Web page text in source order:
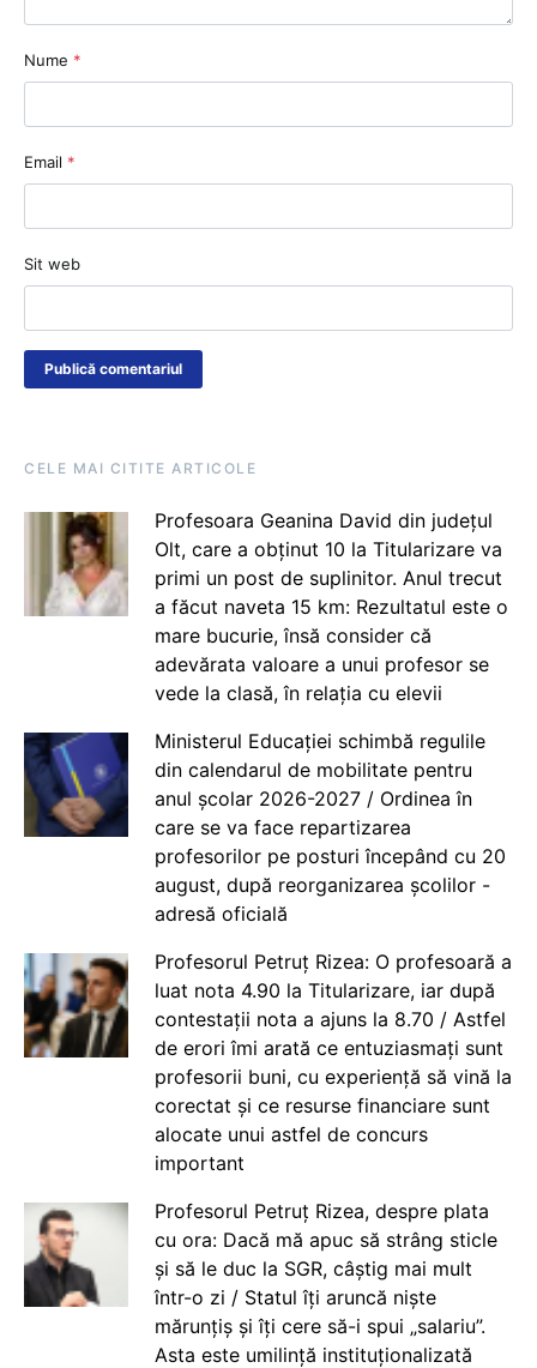
Nume *
Email *
Sit web
CELE MAI CITITE ARTICOLE
Profesoara Geanina David din județul
Olt, care a obținut 10 la Titularizare va
primi un post de suplinitor. Anul trecut
a făcut naveta 15 km: Rezultatul este o
mare bucurie, însă consider că
adevărata valoare a unui profesor se
vede la clasă, în relația cu elevii
Ministerul Educației schimbă regulile
din calendarul de mobilitate pentru
anul școlar 2026-2027 / Ordinea în
care se va face repartizarea
profesorilor pe posturi începând cu 20
august, după reorganizarea școlilor -
adresă oficială
Profesorul Petruț Rizea: O profesoară a
luat nota 4.90 la Titularizare, iar după
contestații nota a ajuns la 8.70 / Astfel
de erori îmi arată ce entuziasmați sunt
profesorii buni, cu experiență să vină la
corectat și ce resurse financiare sunt
alocate unui astfel de concurs
important
Profesorul Petruț Rizea, despre plata
cu ora: Dacă mă apuc să strâng sticle
și să le duc la SGR, câștig mai mult
într-o zi / Statul îți aruncă niște
mărunțiș și îți cere să-i spui „salariu”.
Asta este umilință instituționalizată